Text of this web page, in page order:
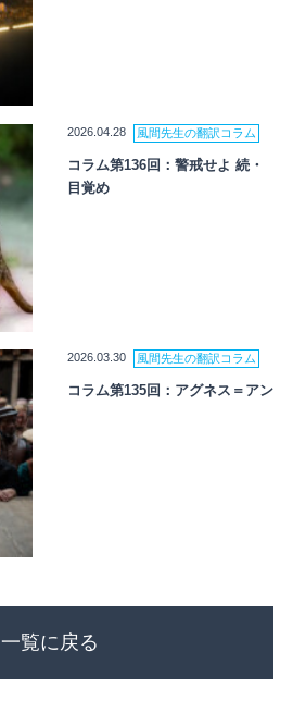
2026.04.28 風間先生の翻訳コラム
コラム第136回：警戒せよ 続・
目覚め
2026.03.30 風間先生の翻訳コラム
コラム第135回：アグネス＝アン
一覧に戻る